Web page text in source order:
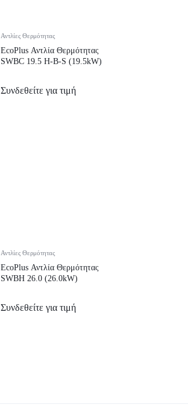
Αντλίες Θερμότητας
EcoPlus Αντλία Θερμότητας
SWBC 19.5 H-B-S (19.5kW)
Συνδεθείτε για τιμή
Αντλίες Θερμότητας
EcoPlus Αντλία Θερμότητας
SWBH 26.0 (26.0kW)
Συνδεθείτε για τιμή